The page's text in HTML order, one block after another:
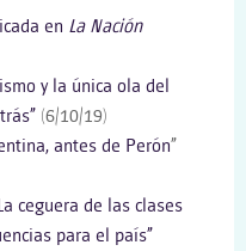
en La Nación
y la única ola del
(6/10/19)
antes de Perón”
ceguera de las clases
para el país”